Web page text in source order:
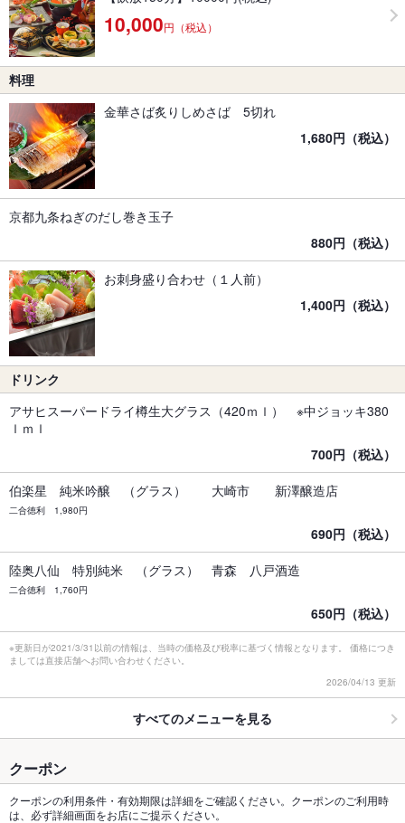
10,000円（税込）
料理
金華さば炙りしめさば 5切れ
1,680円（税込）
京都九条ねぎのだし巻き玉子
880円（税込）
お刺身盛り合わせ（１人前）
1,400円（税込）
ドリンク
アサヒスーパードライ樽生大グラス（420ｍｌ） ※中ジョッキ380
ｌｍｌ
700円（税込）
伯楽星 純米吟醸 （グラス） 大崎市 新澤醸造店
二合徳利 1,980円
690円（税込）
陸奥八仙 特別純米 （グラス） 青森 八戸酒造
二合徳利 1,760円
650円（税込）
※更新日が2021/3/31以前の情報は、当時の価格及び税率に基づく情報となります。 価格につき
ましては直接店舗へお問い合わせください。
2026/04/13 更新
すべてのメニューを見る
クーポン
クーポンの利用条件・有効期限は詳細をご確認ください。クーポンのご利用時
は、必ず詳細画面をお店にご提示ください。